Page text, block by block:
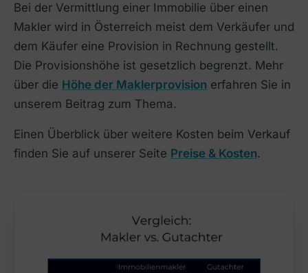
Bei der Vermittlung einer Immobilie über einen
Makler wird in Österreich meist dem Verkäufer und
dem Käufer eine Provision in Rechnung gestellt.
Die Provisionshöhe ist gesetzlich begrenzt. Mehr
über die Höhe der Maklerprovision erfahren Sie in
unserem Beitrag zum Thema.
Einen Überblick über weitere Kosten beim Verkauf
finden Sie auf unserer Seite Preise & Kosten.